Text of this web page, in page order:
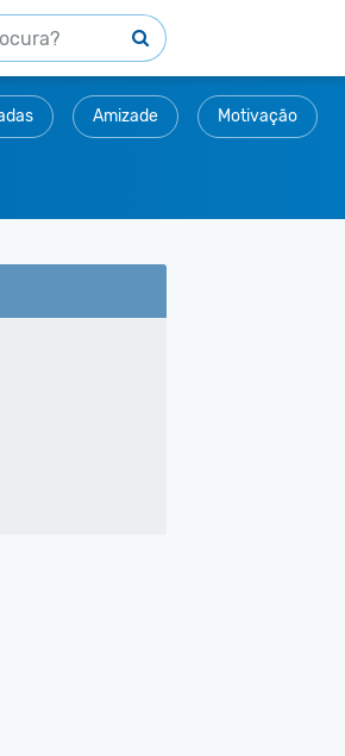
Amizade Motivação